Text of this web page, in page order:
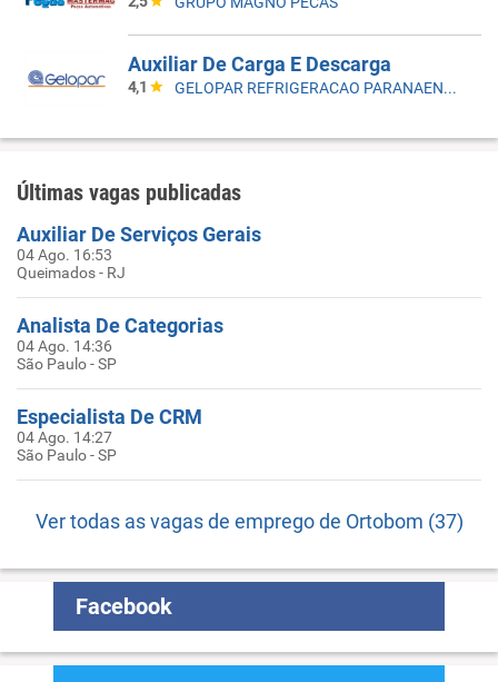
Auxiliar De Carga E Descarga
4,1 GELOPAR REFRIGERACAO PARANAENSE
Últimas vagas publicadas
Auxiliar De Serviços Gerais
04 Ago. 16:53
Queimados - RJ
Analista De Categorias
04 Ago. 14:36
São Paulo - SP
Especialista De CRM
04 Ago. 14:27
São Paulo - SP
Ver todas as vagas de emprego de Ortobom (37)
Facebook